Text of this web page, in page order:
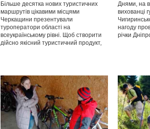
Більше десятка нових туристичних
маршрутів цікавими місцями
Черкащини презентували
туроператори області на
всеукраїнському рівні. Щоб створити
дійсно якісний туристичний продукт,
Днями, на
вихованці
нагоду
річки